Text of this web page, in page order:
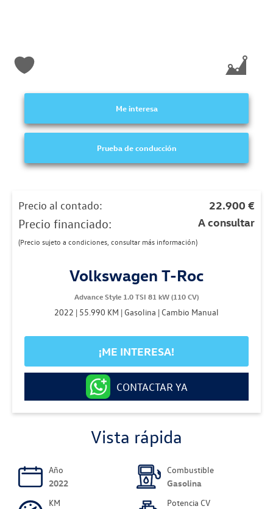
Me interesa
Prueba de conducción
Precio al contado: 22.900 €
Precio financiado: A consultar
(Precio sujeto a condiciones, consultar más información)
Volkswagen T-Roc
Advance Style 1.0 TSI 81 kW (110 CV)
2022 | 55.990 KM | Gasolina | Cambio Manual
¡ME INTERESA!
CONTACTAR YA
Vista rápida
Año
2022
KM
Combustible
Gasolina
Potencia CV